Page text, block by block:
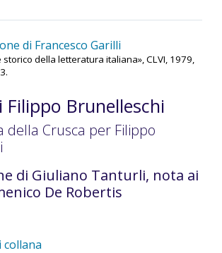
di Francesco Garilli
storico della letteratura italiana», CLVI, 1979,
Filippo Brunelleschi
della Crusca per Filippo
di Giuliano Tanturli, nota ai
De Robertis
collana